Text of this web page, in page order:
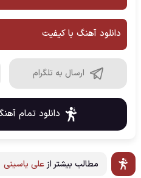
دانلود آهنگ با کیفیت
ارسال به تلگرام
دانلود تمام
مطالب بیشتر از علی یاسینی